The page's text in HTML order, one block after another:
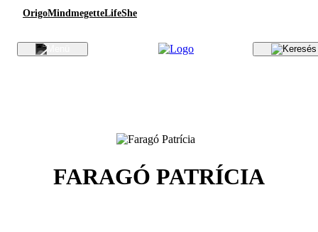
OrigoMindmegetteLifeShe
FARAGÓ PATRÍCIA